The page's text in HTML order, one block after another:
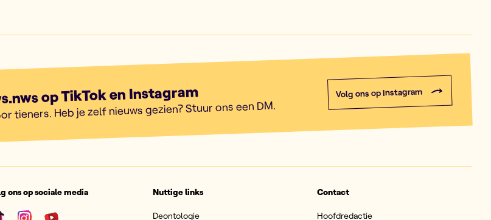
op TikTok en Instagram
tieners. Heb je zelf nieuws gezien? Stuur ons een DM.
Volg ons op Instagram
ons op sociale media Nuttige links
Deontologie
Contact
Hoofdredactie